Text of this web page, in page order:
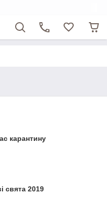
карантину
свята 2019